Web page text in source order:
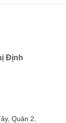
Định
Quận 2,